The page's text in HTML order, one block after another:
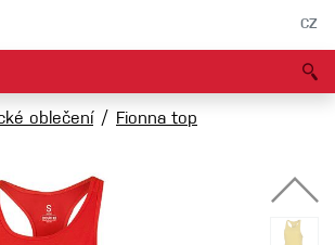
CZ
oblečení Fionna top